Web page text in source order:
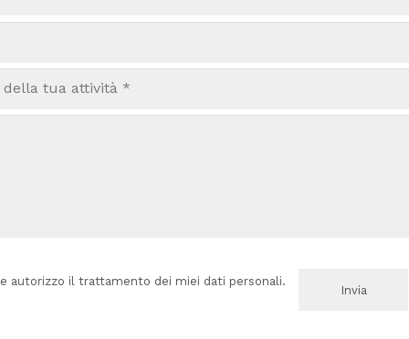
autorizzo il trattamento dei miei dati personali.